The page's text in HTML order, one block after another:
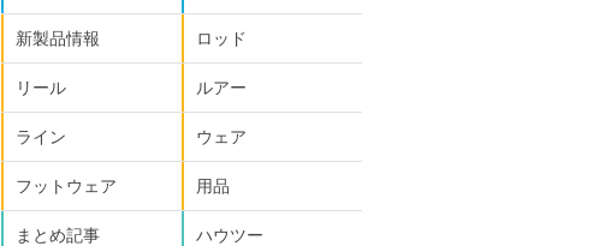
新製品情報 ロッド
リール ルアー
ライン ウェア
フットウェア 用品
まとめ記事 ハウツー